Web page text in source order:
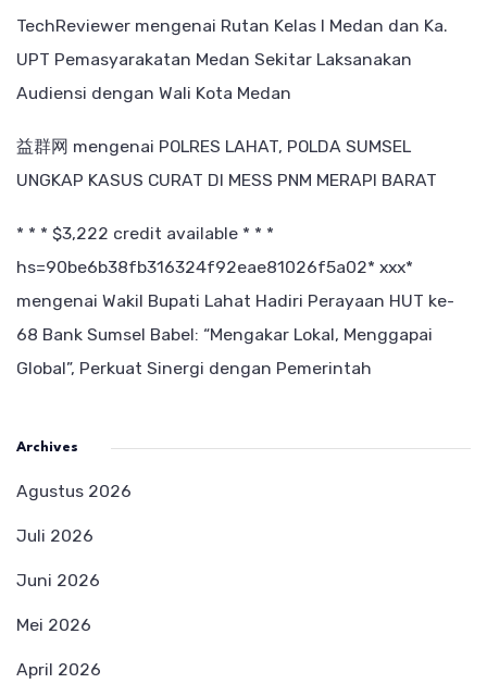
TechReviewer mengenai Rutan Kelas I Medan dan Ka.
UPT Pemasyarakatan Medan Sekitar Laksanakan
Audiensi dengan Wali Kota Medan
益群网 mengenai POLRES LAHAT, POLDA SUMSEL
UNGKAP KASUS CURAT DI MESS PNM MERAPI BARAT
* * * $3,222 credit available * * *
hs=90be6b38fb316324f92eae81026f5a02* ххх*
mengenai Wakil Bupati Lahat Hadiri Perayaan HUT ke-
68 Bank Sumsel Babel: “Mengakar Lokal, Menggapai
Global”, Perkuat Sinergi dengan Pemerintah
Archives
Agustus 2026
Juli 2026
Juni 2026
Mei 2026
April 2026